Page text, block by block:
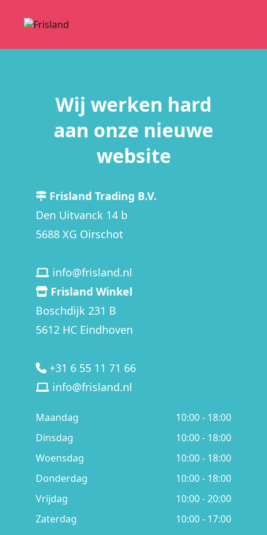
Wij werken hard
aan onze nieuwe
website
Frisland Trading B.V.
Den Uitvanck 14 b
5688 XG Oirschot
info@frisland.nl
Frisland Winkel
Boschdijk 231 B
5612 HC Eindhoven
+31 6 55 11 71 66
info@frisland.nl
Maandag
10:00 - 18:00
Dinsdag
10:00 - 18:00
Woensdag
10:00 - 18:00
Donderdag
10:00 - 18:00
Vrijdag
10:00 - 20:00
Zaterdag
10:00 - 17:00